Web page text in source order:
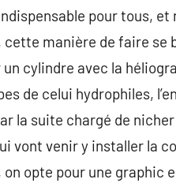
pour tous,
manière de faire se
cylindre avec la
de celui hydrophiles,
la suite chargé de
vont venir y installer la
opte pour une graphic